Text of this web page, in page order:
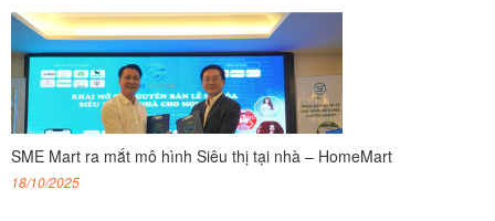
SME Mart ra mắt mô hình Siêu thị tại nhà – HomeMart
18/10/2025